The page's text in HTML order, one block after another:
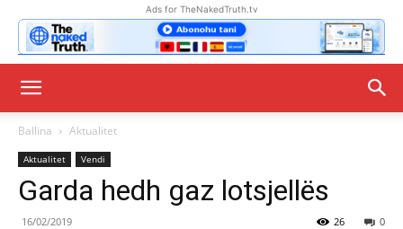
Ads for TheNakedTruth.tv
Ballina Aktualitet
Aktualitet Vendi
Garda hedh gaz lotsjellës
16/02/2019 0
26